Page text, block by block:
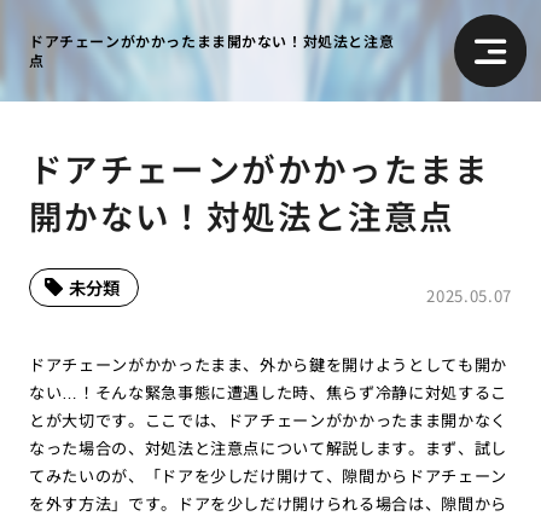
ドアチェーンがかかったまま開かない！対処法と注意
点
ドアチェーンがかかったまま
開かない！対処法と注意点
2025.05.07
未分類
ドアチェーンがかかったまま、外から鍵を開けようとしても開か
ない…！そんな緊急事態に遭遇した時、焦らず冷静に対処するこ
とが大切です。ここでは、ドアチェーンがかかったまま開かなく
なった場合の、対処法と注意点について解説します。まず、試し
てみたいのが、「ドアを少しだけ開けて、隙間からドアチェーン
を外す方法」です。ドアを少しだけ開けられる場合は、隙間から